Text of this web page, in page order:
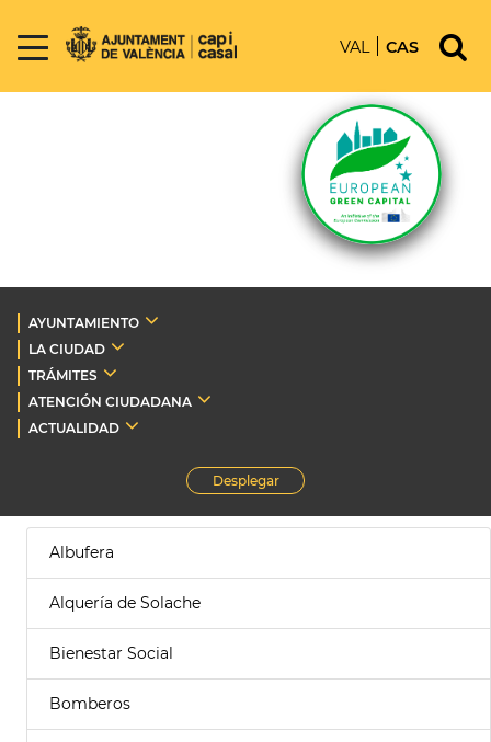
VAL CAS
AYUNTAMIENTO
LA CIUDAD
TRÁMITES
ATENCIÓN CIUDADANA
ACTUALIDAD
Desplegar
Albufera
Alquería de Solache
Bienestar Social
Bomberos